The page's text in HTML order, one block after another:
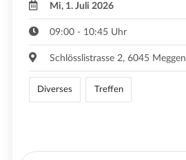
Mi, 1. Juli 2026
09:00 - 10:45 Uhr
Schlösslistrasse 2, 6045 Meggen
Diverses Treffen